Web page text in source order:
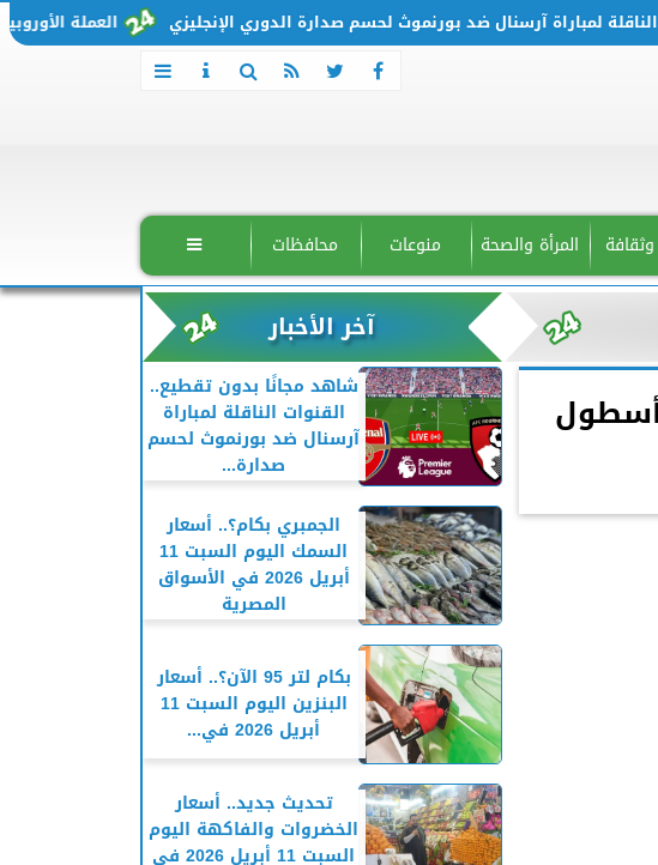
العملة الأوروبية تتحرك من آرسنال ضد بورنموث لحسم صدارة الدوري الإنجليزي
المرأة والصحة منوعات محافظات 
أسطول
آخر الأخبار
شاهد مجانًا بدون تقطيع..
القنوات الناقلة لمباراة
آرسنال ضد بورنموث لحسم
صدارة...
الجمبري بكام؟.. أسعار
السمك اليوم السبت 11
أبريل 2026 في الأسواق
المصرية
بكام لتر 95 الآن؟.. أسعار
البنزين اليوم السبت 11
أبريل 2026 في...
تحديث جديد.. أسعار
الخضروات والفاكهة اليوم
السبت 11 أبريل 2026 في